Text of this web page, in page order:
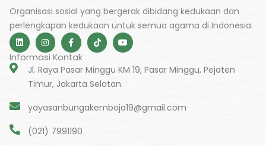
Organisasi sosial yang bergerak dibidang kedukaan dan
perlengkapan kedukaan untuk semua agama di Indonesia.
L
i
n
k
I
n
s
t
a
g
r
F
a
c
e
b
o
f
T
i
k
o
k
Y
o
u
u
e
Informasi Kontak
Jl. Raya Pasar Minggu KM 19, Pasar Minggu, Pejaten
Timur, Jakarta Selatan.
yayasanbungakemboja19@gmail.com
(021) 7991190